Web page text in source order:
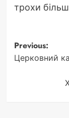
трохи
Post
Previous:
Церковний